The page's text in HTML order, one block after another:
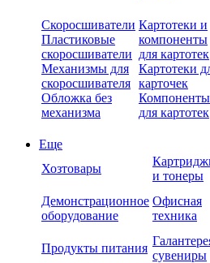
Скоросшиватели
Пластиковые
скоросшиватели
Механизмы для
скоросшивателя
Обложка без
механизма
Картотеки и
компоненты
для картотек
Картотеки
карточек
Компоненты
для картотек
Еще
Хозтовары
и тонеры
Демонстрационное
оборудование
Офисная
техника
Продукты питания
сувениры